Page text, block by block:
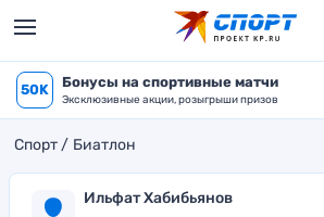
50K Бонусы на спортивные матчи
Эксклюзивные акции, розыгрыши призов
Спорт Биатлон
Ильфат Хабибьянов